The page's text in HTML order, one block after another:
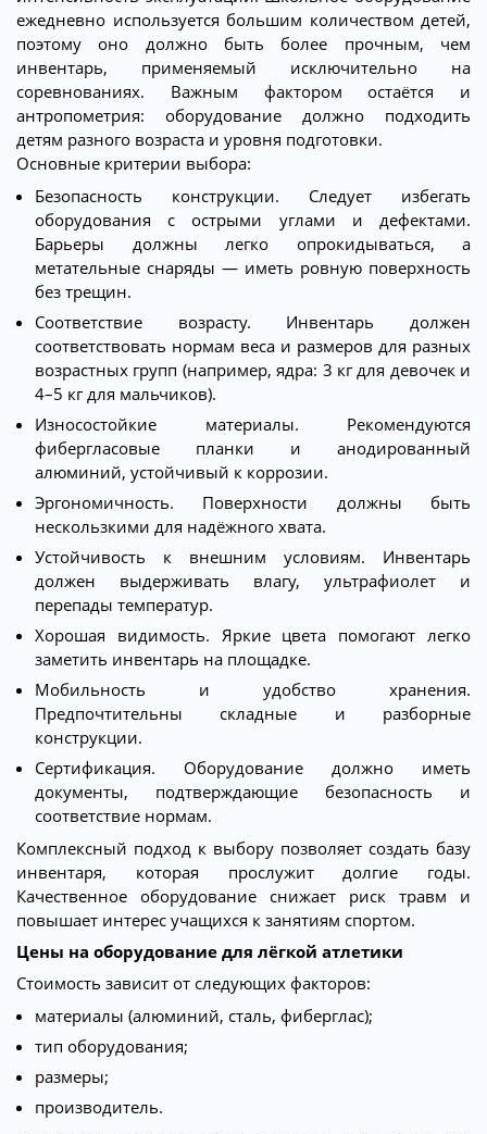
ежедневно используется большим количеством детей,
поэтому оно должно быть более прочным, чем
инвентарь, применяемый исключительно на
соревнованиях. Важным фактором остаётся и
антропометрия: оборудование должно подходить
детям разного возраста и уровня подготовки.
Основные критерии выбора:
Безопасность конструкции. Следует избегать
оборудования с острыми углами и дефектами.
Барьеры должны легко опрокидываться, а
метательные снаряды — иметь ровную поверхность
без трещин.
Соответствие возрасту. Инвентарь должен
соответствовать нормам веса и размеров для разных
возрастных групп (например, ядра: 3 кг для девочек и
4–5 кг для мальчиков).
Износостойкие материалы. Рекомендуются
фибергласовые планки и анодированный
алюминий, устойчивый к коррозии.
Эргономичность. Поверхности должны быть
нескользкими для надёжного хвата.
Устойчивость к внешним условиям. Инвентарь
должен выдерживать влагу, ультрафиолет и
перепады температур.
Хорошая видимость. Яркие цвета помогают легко
заметить инвентарь на площадке.
Мобильность и удобство хранения.
Предпочтительны складные и разборные
конструкции.
Сертификация. Оборудование должно иметь
документы, подтверждающие безопасность и
соответствие нормам.
Комплексный подход к выбору позволяет создать базу
инвентаря, которая прослужит долгие годы.
Качественное оборудование снижает риск травм и
повышает интерес учащихся к занятиям спортом.
Цены на оборудование для лёгкой атлетики
Стоимость зависит от следующих факторов:
материалы (алюминий, сталь, фиберглас);
тип оборудования;
размеры;
производитель.